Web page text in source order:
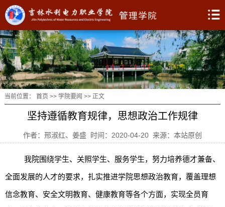
当前位置： 首页>> 学院要闻 >> 正文
坚持遵循教育规律，思想政治工作规律
作者：邢淑红、姜盛 时间：2020-04-20 来源：本站原创
我院围绕学生、关照学生、服务学生，努力培养德才兼备、
全面发展的人才的要求，扎实推进学院思想政治教育，覆盖理想
信念教育、安全文明教育、健康教育等各个方面，实现全员育